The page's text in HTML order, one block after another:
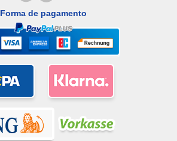
Forma de pagamento